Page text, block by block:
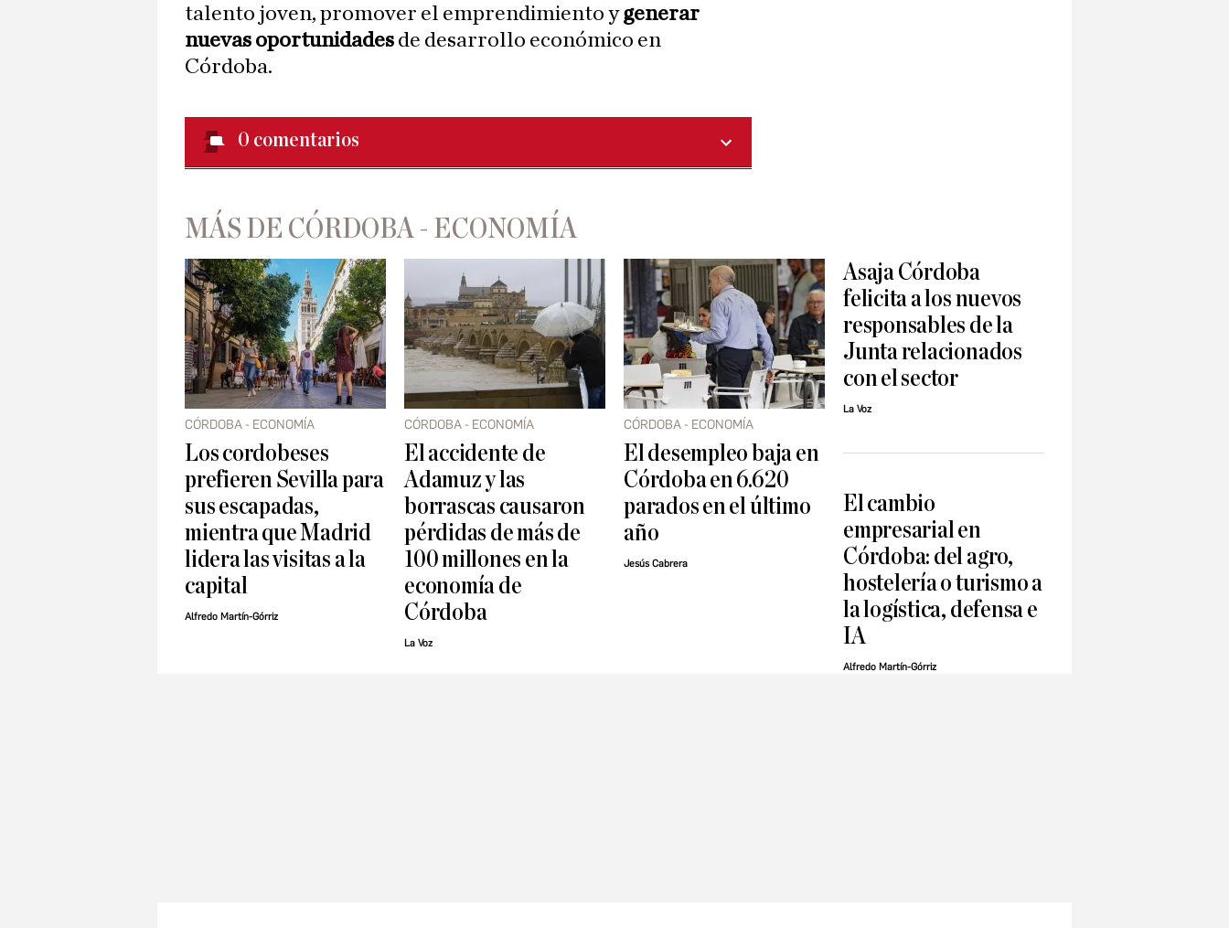
talento joven, promover el emprendimiento ygenerar
nuevas oportunidades de desarrollo económico en
Córdoba.
0 comentarios
MÁS DE CÓRDOBA - ECONOMÍA
CÓRDOBA - ECONOMÍA
Los cordobeses
prefieren Sevilla para
sus escapadas,
mientra que Madrid
lidera las visitas a la
capital
Alfredo Martín-Górriz
CÓRDOBA - ECONOMÍA
El accidente de
Adamuz y las
borrascas causaron
pérdidas de más de
100 millones en la
economía de
Córdoba
La Voz
CÓRDOBA - ECONOMÍA
El desempleo baja en
Córdoba en 6.620
parados en el último
año
Jesús Cabrera
Asaja Córdoba
felicita a los nuevos
responsables de la
Junta relacionados
con el sector
La Voz
El cambio
empresarial en
Córdoba: del agro,
hostelería o turismo a
la logística, defensa e
IA
Alfredo Martín-Górriz